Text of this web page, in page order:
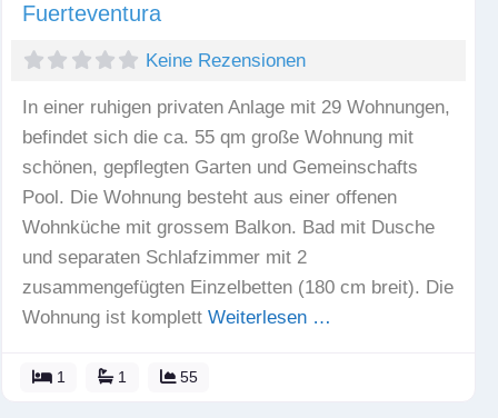
Fuerteventura
Keine Rezensionen
In einer ruhigen privaten Anlage mit 29 Wohnungen,
befindet sich die ca. 55 qm große Wohnung mit
schönen, gepflegten Garten und Gemeinschafts
Pool. Die Wohnung besteht aus einer offenen
Wohnküche mit grossem Balkon. Bad mit Dusche
und separaten Schlafzimmer mit 2
zusammengefügten Einzelbetten (180 cm breit). Die
Wohnung ist komplett Weiterlesen …
1 1 55